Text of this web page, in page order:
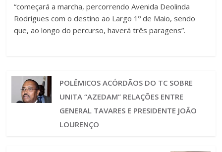
“começará a marcha, percorrendo Avenida Deolinda
Rodrigues com o destino ao Largo 1º de Maio, sendo
que, ao longo do percurso, haverá três paragens”.
POLÊMICOS ACÓRDÃOS DO TC SOBRE
UNITA “AZEDAM” RELAÇÕES ENTRE
GENERAL TAVARES E PRESIDENTE JOÃO
LOURENÇO